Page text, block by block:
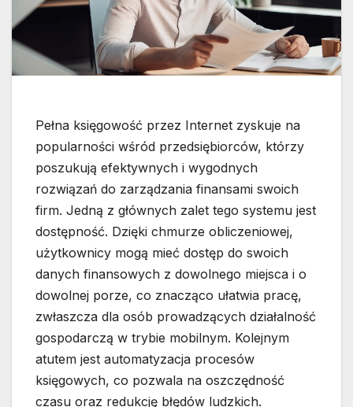
Pełna księgowość przez Internet zyskuje na
popularności wśród przedsiębiorców, którzy
poszukują efektywnych i wygodnych
rozwiązań do zarządzania finansami swoich
firm. Jedną z głównych zalet tego systemu jest
dostępność. Dzięki chmurze obliczeniowej,
użytkownicy mogą mieć dostęp do swoich
danych finansowych z dowolnego miejsca i o
dowolnej porze, co znacząco ułatwia pracę,
zwłaszcza dla osób prowadzących działalność
gospodarczą w trybie mobilnym. Kolejnym
atutem jest automatyzacja procesów
księgowych, co pozwala na oszczędność
czasu oraz redukcję błędów ludzkich.